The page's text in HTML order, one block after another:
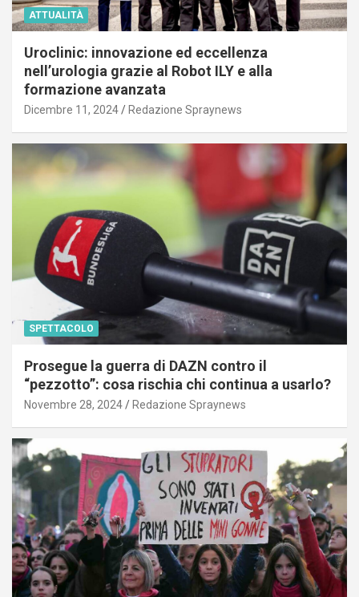
ATTUALITÀ
Uroclinic: innovazione ed eccellenza
nell’urologia grazie al Robot ILY e alla
formazione avanzata
Dicembre 11, 2024 Redazione Spraynews
SPETTACOLO
Prosegue la guerra di DAZN contro il
“pezzotto”: cosa rischia chi continua a usarlo?
Novembre 28, 2024 Redazione Spraynews